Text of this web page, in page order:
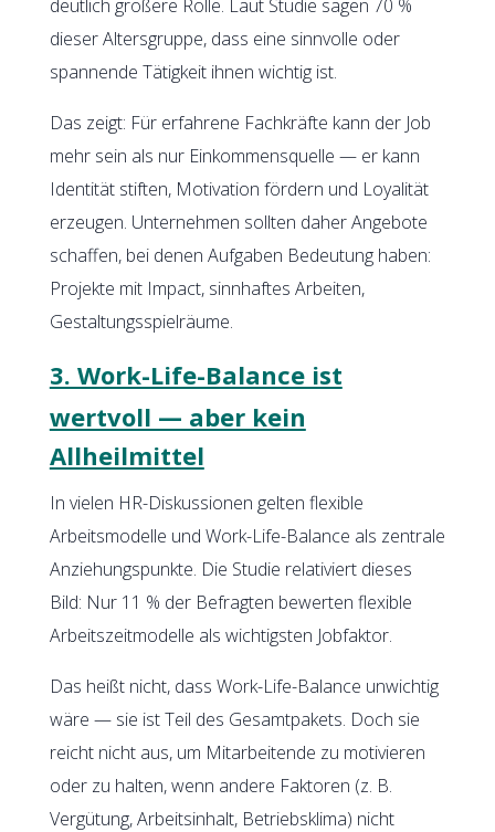
deutlich größere Rolle. Laut Studie sagen 70 %
dieser Altersgruppe, dass eine sinnvolle oder
spannende Tätigkeit ihnen wichtig ist.
Das zeigt: Für erfahrene Fachkräfte kann der Job
mehr sein als nur Einkommensquelle — er kann
Identität stiften, Motivation fördern und Loyalität
erzeugen. Unternehmen sollten daher Angebote
schaffen, bei denen Aufgaben Bedeutung haben:
Projekte mit Impact, sinnhaftes Arbeiten,
Gestaltungsspielräume.
3. Work-Life-Balance ist
wertvoll — aber kein
Allheilmittel
In vielen HR-Diskussionen gelten flexible
Arbeitsmodelle und Work-Life-Balance als zentrale
Anziehungspunkte. Die Studie relativiert dieses
Bild: Nur 11 % der Befragten bewerten flexible
Arbeitszeitmodelle als wichtigsten Jobfaktor.
Das heißt nicht, dass Work-Life-Balance unwichtig
wäre — sie ist Teil des Gesamtpakets. Doch sie
reicht nicht aus, um Mitarbeitende zu motivieren
oder zu halten, wenn andere Faktoren (z. B.
Vergütung, Arbeitsinhalt, Betriebsklima) nicht